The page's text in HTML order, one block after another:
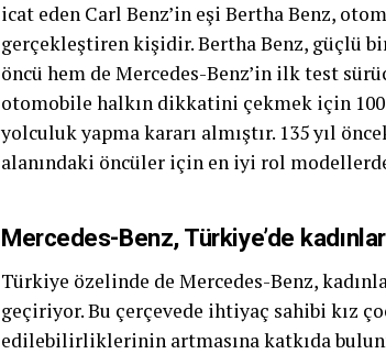
icat eden Carl Benz’in eşi Bertha Benz,
gerçekleştiren kişidir. Bertha Benz, güçlü
öncü hem de Mercedes-Benz’in ilk test
otomobile halkın dikkatini çekmek için
yolculuk yapma kararı almıştır. 135 yıl
alanındaki öncüler için en iyi rol
Mercedes-Benz, Türkiye’de
Türkiye özelinde de Mercedes-Benz,
geçiriyor. Bu çerçevede ihtiyaç sahibi kız
edilebilirliklerinin artmasına katkıda